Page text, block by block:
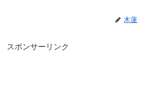
木蓮
スポンサーリンク